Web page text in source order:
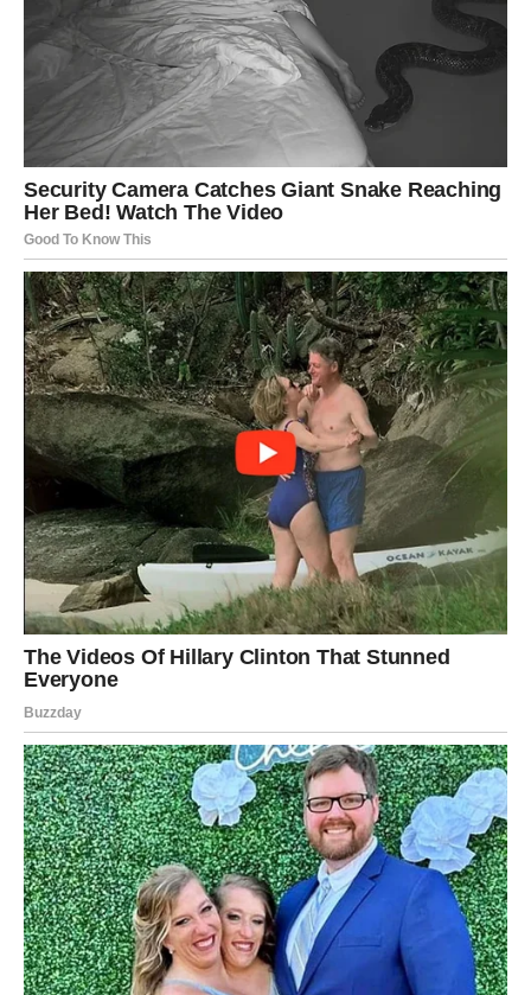
vraćaju vjeru da sreća ipak dolazi.
Ljubavni život postaje mnogo uzbudljiviji.
Sreća dolazi kada je najmanje očekujete
Pred vama su dani puni novih mogućnosti.
JARAC
Jarčevi konačno dobijaju priznanje za sav trud i odricanja
kroz koja su prolazili. Poslovna situacija postaje mnogo
bolja, a finansijska sigurnost sve veća.
Na ljubavnom planu dolazi osoba koja donosi mir.
Vrijeme velikih nagrada
Karma vam sada vraća sve ono što ste gradili u tišini.
VODOLIJA
Previše ste vjerovali pogrešnim ljudima, ali sada karma
donosi veliko čišćenje i nove početke.
Pred vama su neočekivane prilike i mnogo sretniji period.
Promjene vas vode ka sreći
Ono što sada odlazi iz vašeg života zapravo vam pravi
mjesto za nešto mnogo bolje.